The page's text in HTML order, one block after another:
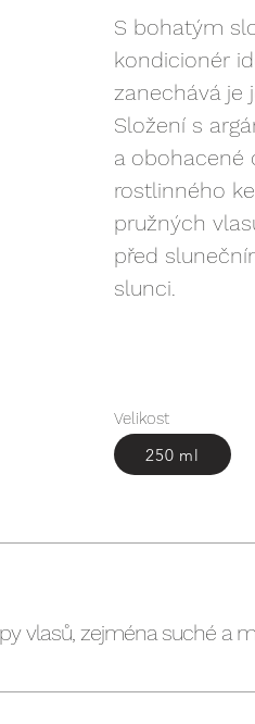
S bohatým
kondicionér
zanechává je
Složení s
a obohacené
rostlinného
pružných
před
slunci.
Velikost
250 ml
vlasů, zejména suché a